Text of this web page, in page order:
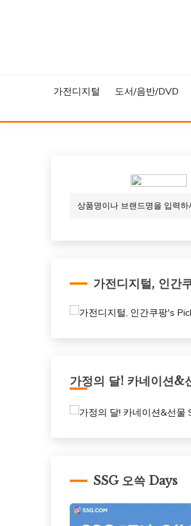
가전디지털 도서/음반/DVD
가전디지털, 인간
가정의 달! 카네이션&
SSG 오쓱 Days